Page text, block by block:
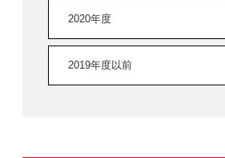
2020年度
2019年度以前